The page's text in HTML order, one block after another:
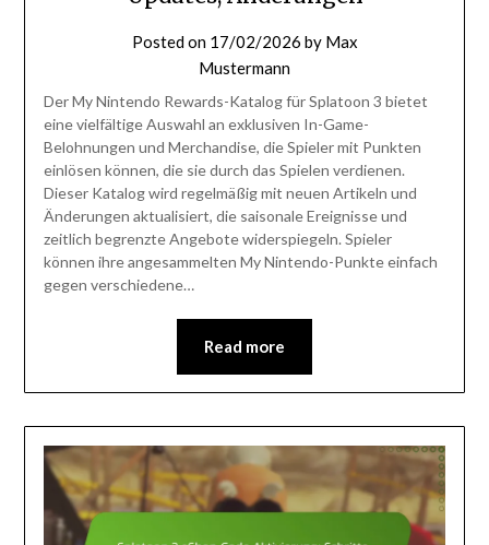
Posted on 17/02/2026 by Max
Mustermann
Der My Nintendo Rewards-Katalog für Splatoon 3 bietet
eine vielfältige Auswahl an exklusiven In-Game-
Belohnungen und Merchandise, die Spieler mit Punkten
einlösen können, die sie durch das Spielen verdienen.
Dieser Katalog wird regelmäßig mit neuen Artikeln und
Änderungen aktualisiert, die saisonale Ereignisse und
zeitlich begrenzte Angebote widerspiegeln. Spieler
können ihre angesammelten My Nintendo-Punkte einfach
gegen verschiedene…
Read more